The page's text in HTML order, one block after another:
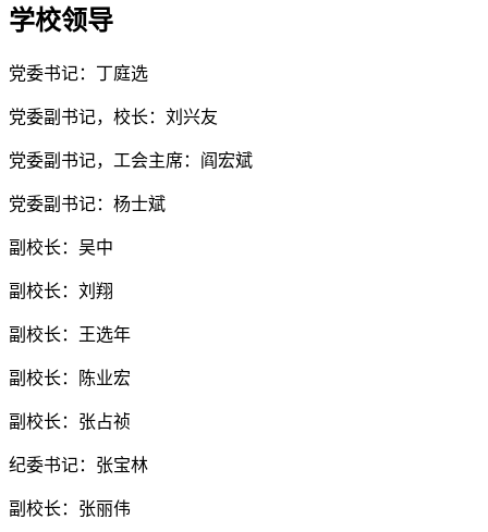
学校领导
党委书记：丁庭选
党委副书记，校长：刘兴友
党委副书记，工会主席：阎宏斌
党委副书记：杨士斌
副校长：吴中
副校长：刘翔
副校长：王选年
副校长：陈业宏
副校长：张占祯
纪委书记：张宝林
副校长：张丽伟